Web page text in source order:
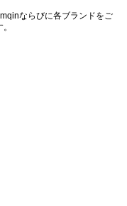
ならびに各ブランドをご